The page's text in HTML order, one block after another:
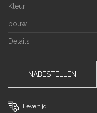
Kleur
bouw
Details
NABESTELLEN
Levertijd